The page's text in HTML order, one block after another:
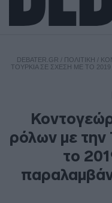
DEBATER.GR / ΠΟΛΙΤΙΚΗ /
ΤΟΥΡΚΊΑ ΣΕ ΣΧΈΣΗ ΜΕ ΤΟ
ρόλων με την
το